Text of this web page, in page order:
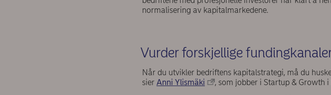
normalisering av kapitalmarkedene.
Vurder forskjellige
Når du utvikler bedriftens kapitalstrategi, må du
sier Anni Ylismäki
, som jobber i Startup & Growth i